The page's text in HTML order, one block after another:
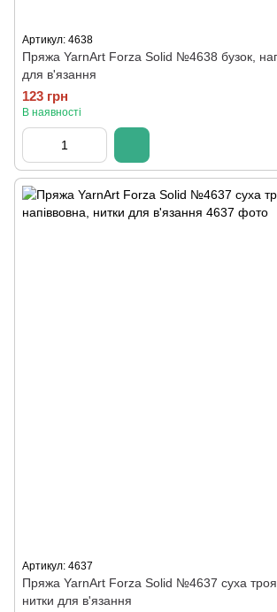
Артикул: 4638
Пряжа YarnArt Forza Solid №4638 бузок,
для в'язання
123 грн
В наявності
Артикул: 4637
Пряжа YarnArt Forza Solid №4637 суха
нитки для в'язання